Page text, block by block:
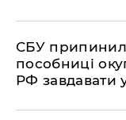
СБУ
пособниці
РФ завдавати